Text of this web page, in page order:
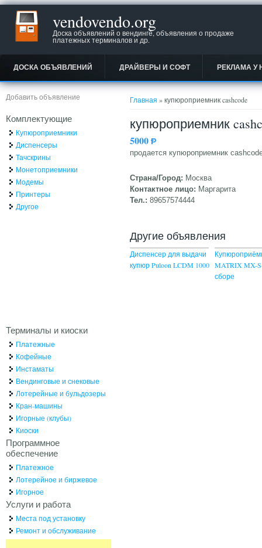
vendovendo.org
Доска объявлений о вендинге, объявления о продаже
платежных терминалов и др.
ДОСКА ОБЪЯВЛЕНИЙ ДРАЙВЕРЫ И СОФТ РЕКЛАМА У
Вы здесь
Главная » купюроприемник cashcode
купюроприемник
5000Ᵽ
продается купюроприемник
Страна/Город: Москва
Контактное лицо: Маргарита
Тел.: 89657574444
Другие объявления
Диспенсер для выдачи
купюр Puloon LCDM 1000 MATRIX MX-
сборе
Добавить объявление
Комплектующие
Купюроприемники
Диспенсеры
Тачскрины
Монетоприемники
Модемы
Принтеры
Другое
Терминалы и киоски
Платежные
Кофейные
Инстаматы
Вендинговые и снековые
Лотерейные и бульдозеры
Кран-машины
Игорные (клубы)
Киоски
Программное
обеспечение
Платежное
Лотерейное и биржевое
Игорное
Услуги и работа
Места под установку
Ремонт и обслуживание